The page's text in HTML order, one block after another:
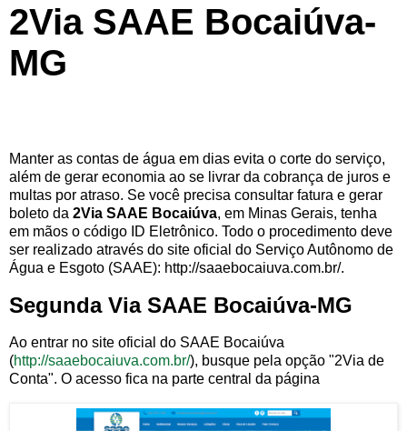
2Via SAAE Bocaiúva-
MG
Manter as contas de água em dias evita o corte do serviço,
além de gerar economia ao se livrar da cobrança de juros e
multas por atraso. Se você precisa consultar fatura e gerar
boleto da 2Via SAAE Bocaiúva, em Minas Gerais, tenha
em mãos o código ID Eletrônico. Todo o procedimento deve
ser realizado através do site oficial do Serviço Autônomo de
Água e Esgoto (SAAE): http://saaebocaiuva.com.br/.
Segunda Via SAAE Bocaiúva-MG
Ao entrar no site oficial do SAAE Bocaiúva
(http://saaebocaiuva.com.br/), busque pela opção "2Via de
Conta". O acesso fica na parte central da página